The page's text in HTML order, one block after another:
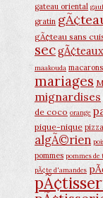
gateau oriental
gratin
gÃ¢teau sans
sec
maakouda macarons
mariages
mignardises
de coco orange
pique-nique pizza
algÃ©rien
pommes pommes de
pÃ¢te d'amandes